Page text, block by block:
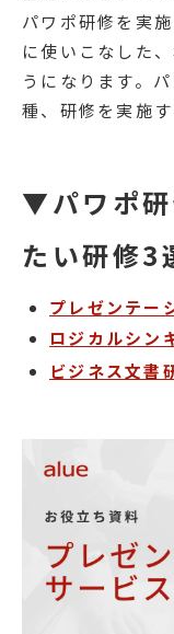
パワポ研修を実
に使いこなした
うになります。
種、研修を実施
▼パワポ研
たい研修3
プレゼンテー
ロジカルシン
ビジネス文書